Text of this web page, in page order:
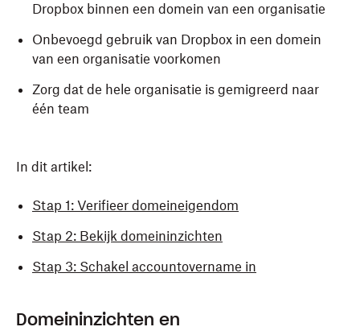
Dropbox binnen een domein van een organisatie
Onbevoegd gebruik van Dropbox in een domein
van een organisatie voorkomen
Zorg dat de hele organisatie is gemigreerd naar
één team
In dit artikel:
Stap 1: Verifieer domeineigendom
Stap 2: Bekijk domeininzichten
Stap 3: Schakel accountovername in
Domeininzichten en